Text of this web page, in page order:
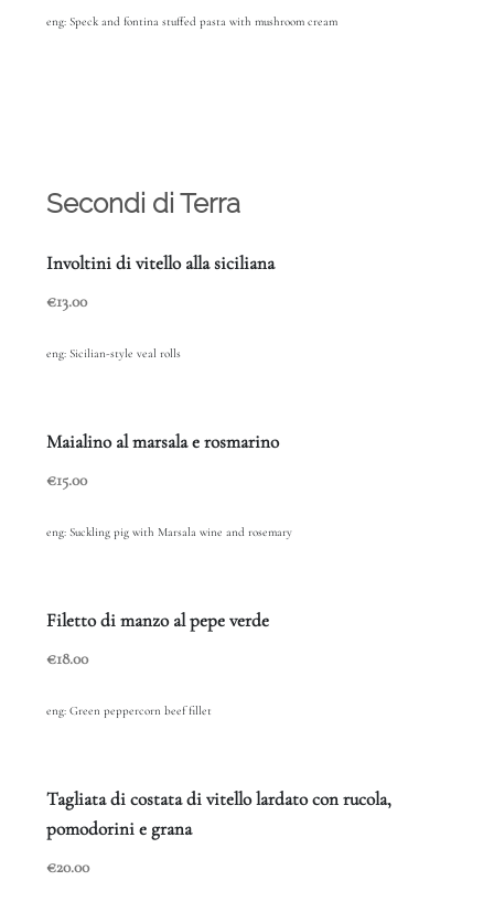
eng: Speck and fontina stuffed pasta with mushroom cream
Secondi di Terra
Involtini di vitello alla siciliana
€13.00
eng:Sicilian-style veal rolls
Maialino al marsala e rosmarino
€15.00
eng:Suckling pig with Marsala wine and rosemary
Filetto di manzo al pepe verde
€18.00
eng: Green peppercorn beef fillet
Tagliata di costata di vitello lardato con rucola,
pomodorini e grana
€20.00